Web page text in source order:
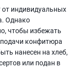
индивидуальных
Однако
чтобы избежать
конфитюра
нанесен на хлеб,
или подан в